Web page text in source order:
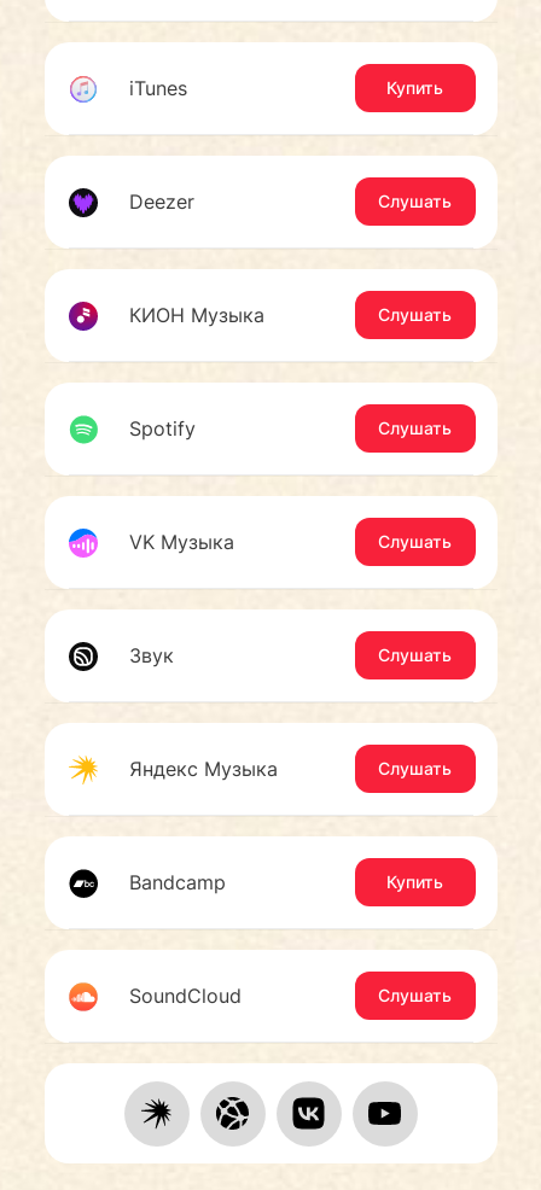
iTunes Купить
Deezer Слушать
КИОН Музыка Слушать
Spotify Слушать
VK Музыка Слушать
Звук Слушать
Яндекс Музыка Слушать
Bandcamp Купить
SoundCloud Слушать